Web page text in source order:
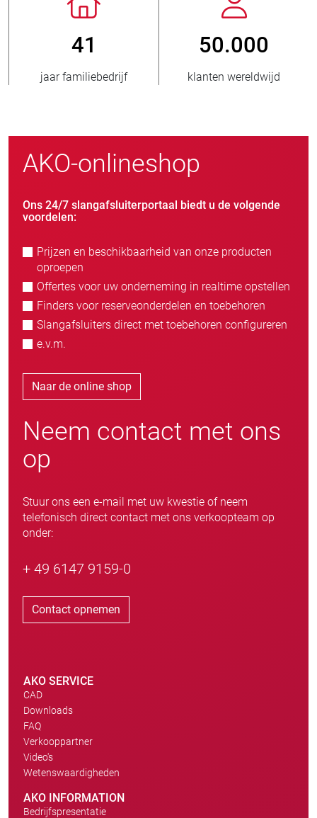
41
jaar familiebedrijf
50.000
klanten wereldwijd
AKO-onlineshop
Ons 24/7 slangafsluiterportaal biedt u de volgende
voordelen:
Prijzen en beschikbaarheid van onze producten
oproepen
Offertes voor uw onderneming in realtime opstellen
Finders voor reserveonderdelen en toebehoren
Slangafsluiters direct met toebehoren configureren
e.v.m.
Naar de online shop
Neem contact met ons
op
Stuur ons een e-mail met uw kwestie of neem
telefonisch direct contact met ons verkoopteam op
onder:
+ 49 6147 9159-0
Contact opnemen
AKO SERVICE
CAD
Downloads
FAQ
Verkooppartner
Video's
Wetenswaardigheden
AKO INFORMATION
Bedrijfspresentatie